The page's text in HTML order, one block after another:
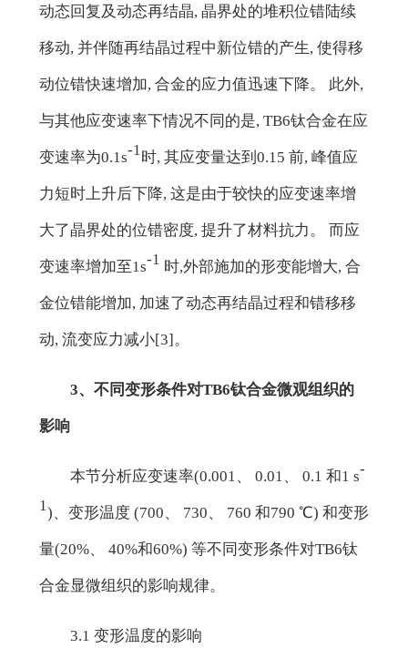
动态回复及动态再结晶, 晶界处的堆积位错陆续
移动, 并伴随再结晶过程中新位错的产生, 使得移
动位错快速增加, 合金的应力值迅速下降。 此外,
与其他应变速率下情况不同的是, TB6钛合金在应
变速率为0.1s-1时, 其应变量达到0.15 前, 峰值应
力短时上升后下降, 这是由于较快的应变速率增
大了晶界处的位错密度, 提升了材料抗力。 而应
变速率增加至1s-1 时,外部施加的形变能增大, 合
金位错能增加, 加速了动态再结晶过程和错移移
动, 流变应力减小[3]。
3、不同变形条件对TB6钛合金微观组织的
影响
本节分析应变速率(0.001、 0.01、 0.1 和1 s-
1)、变形温度 (700、 730、 760 和790 ℃) 和变形
量(20%、 40%和60%) 等不同变形条件对TB6钛
合金显微组织的影响规律。
3.1 变形温度的影响